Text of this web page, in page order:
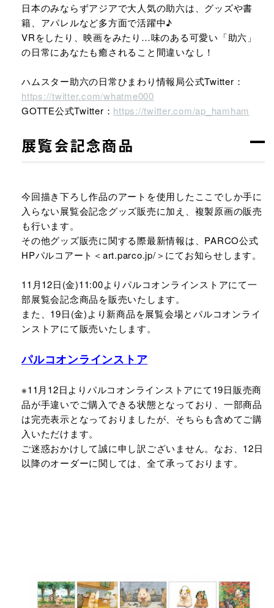
日本のみならずアジアで大人気の助六は、グッズや書
籍、アパレルなど多方面で活躍中♪
VRをしたり、映画をみたり…味のある可愛い「助六」
の日常にあなたも癒されること間違いなし！
ハムスター助六の日常ひまわり情報局公式Twitter：
https://twitter.com/whatme000
GOTTE公式Twitter： https://twitter.com/ap_hamham
展覧会記念商品
今回描き下ろし作品のアートを使用したここでしか手に
入らない展覧会記念グッズ販売に加え、複製原画の販売
も行います。
その他グッズ販売に関する際最新情報は、PARCO公式
HPパルコアート＜art.parco.jp/＞にてお知らせします。
11月12日(金)11:00よりパルコオンラインストアにて一
部展覧会記念商品を販売いたします。
また、19日(金)より新商品を展覧会場とパルコオンライ
ンストアにて販売いたします。
パルコオンラインストア
※11月12日よりパルコオンラインストアにて19日販売商
品が手違いでご購入できる状態となっており、一部商品
は完売表示となっておりましたが、そちらも含めてご購
入いただけます。
ご迷惑おかけして誠に申し訳ございません。なお、12日
以降のオーダーに関しては、全て承っております。